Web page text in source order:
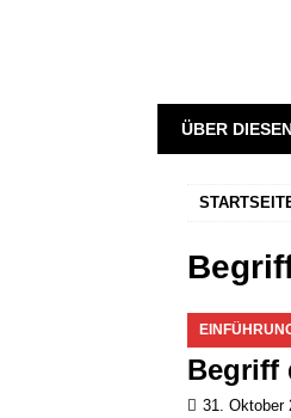
ÜBER
Begriff
31. Oktober